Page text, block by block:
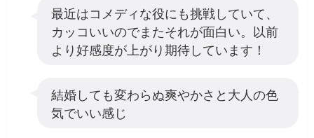
最近はコメディな役にも挑戦していて、
カッコいいのでまたそれが面白い。以前
より好感度が上がり期待しています！
結婚しても変わらぬ爽やかさと大人の色
気でいい感じ